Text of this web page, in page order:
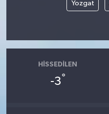
Yozgat
HISSEDILEN
-3°